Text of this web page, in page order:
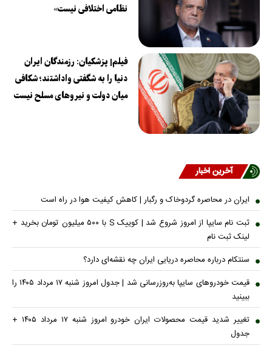
نظامی اختلافی نیست»
فیلم| پزشکیان: رزمندگان ایران
دنیا را به شگفتی واداشتند؛ شکافی
میان دولت و نیروهای مسلح نیست
آخرین اخبار
ایران در محاصره گردوخاک و رگبار | کاهش کیفیت هوا در راه است
ثبت نام سایپا از امروز شروع شد | کوییک S با ۵۰۰ میلیون تومان بخرید +
لینک ثبت نام
سنتکام درباره محاصره دریایی ایران چه نقشه‌ای دارد؟
قیمت خودرو‌های سایپا به‌روز‌رسانی شد | جدول امروز شنبه ۱۷ مرداد ۱۴۰۵ را
ببینید
تغییر شدید قیمت محصولات ایران خودرو امروز شنبه ۱۷ مرداد ۱۴۰۵ +
جدول